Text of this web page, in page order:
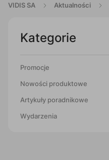
VIDIS SA Aktualności
Kategorie
Promocje
Nowości produktowe
Artykuły poradnikowe
Wydarzenia